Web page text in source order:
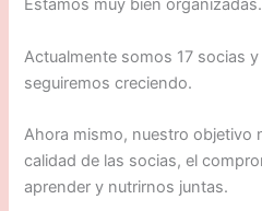
Estamos muy bien organizadas.
Actualmente somos 17 socias
seguiremos creciendo.
Ahora mismo, nuestro objetivo
calidad de las socias, el
aprender y nutrirnos juntas.